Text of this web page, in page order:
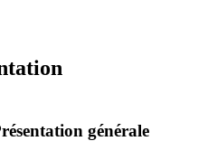
générale